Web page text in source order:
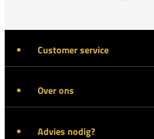
Customer service
Over ons
Advies nodig?